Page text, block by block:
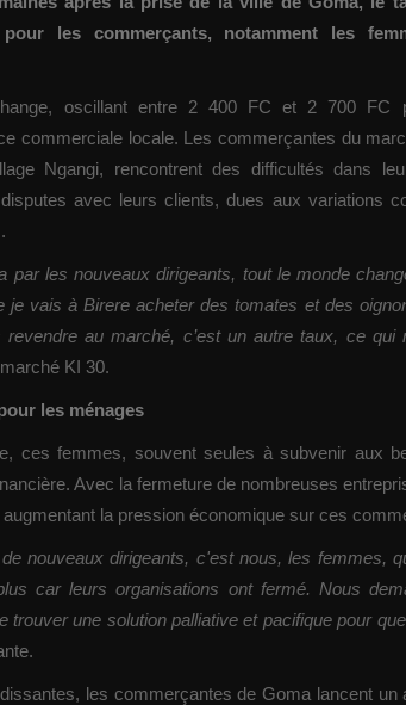
pour les commerçants, notamment les
oscillant entre 2 400 FC et 2 700 FC
commerciale locale. Les commerçantes du
Ngangi, rencontrent des difficultés dans
avec leurs clients, dues aux variations
par les nouveaux dirigeants, tout le monde
je vais à Birere acheter des tomates et des
au marché, c’est un autre taux, ce
KI 30.
les ménages
ces femmes, souvent seules à subvenir aux
Avec la fermeture de nombreuses
la pression économique sur ces
nouveaux dirigeants, c'est nous, les femmes,
car leurs organisations ont fermé. Nous
trouver une solution palliative et pacifique pour
les commerçantes de Goma lancent un